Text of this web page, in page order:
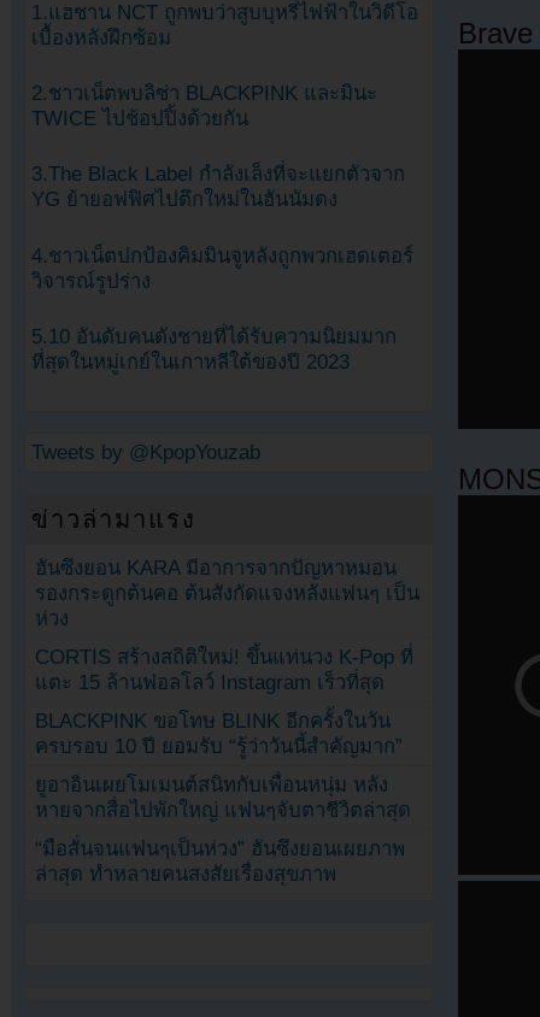
1.แฮชาน NCT ถูกพบว่าสูบบุหรี่ไฟฟ้าในวิดีโอ
เบื้องหลังฝึกซ้อม
2.ชาวเน็ตพบลิซ่า BLACKPINK และมินะ
TWICE ไปช้อปปิ้งด้วยกัน
3.The Black Label กำลังเล็งที่จะแยกตัวจาก
YG ย้ายอฟฟิศไปตึกใหม่ในฮันนัมดง
4.ชาวเน็ตปกป้องคิมมินจูหลังถูกพวกเฮดเตอร์
วิจารณ์รูปร่าง
5.10 อันดับคนดังชายที่ได้รับความนิยมมาก
ที่สุดในหมู่เกย์ในเกาหลีใต้ของปี 2023
Tweets by @KpopYouzab
ข่าวล่ามาแรง
ฮันซึงยอน KARA มีอาการจากปัญหาหมอน
รองกระดูกต้นคอ ต้นสังกัดแจงหลังแฟนๆ เป็น
ห่วง
CORTIS สร้างสถิติใหม่! ขึ้นแท่นวง K-Pop ที่
แตะ 15 ล้านฟอลโลว์ Instagram เร็วที่สุด
BLACKPINK ขอโทษ BLINK อีกครั้งในวัน
ครบรอบ 10 ปี ยอมรับ “รู้ว่าวันนี้สำคัญมาก”
ยูอาอินเผยโมเมนต์สนิทกับเพื่อนหนุ่ม หลัง
หายจากสื่อไปพักใหญ่ แฟนๆจับตาชีวิตล่าสุด
“มือสั่นจนแฟนๆเป็นห่วง” ฮันซึงยอนเผยภาพ
ล่าสุด ทำหลายคนสงสัยเรื่องสุขภาพ